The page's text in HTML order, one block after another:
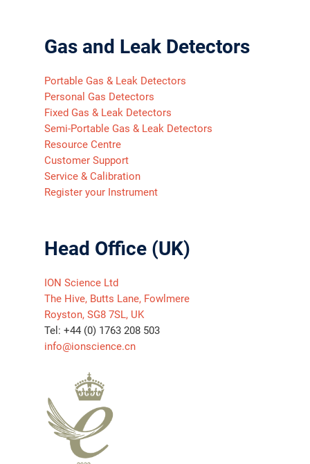
Gas and Leak Detectors
Portable Gas & Leak Detectors
Personal Gas Detectors
Fixed Gas & Leak Detectors
Semi-Portable Gas & Leak Detectors
Resource Centre
Customer Support
Service & Calibration
Register your Instrument
Head Office (UK)
ION Science Ltd
The Hive, Butts Lane, Fowlmere
Royston, SG8 7SL, UK
Tel: +44 (0) 1763 208 503
info@ionscience.cn